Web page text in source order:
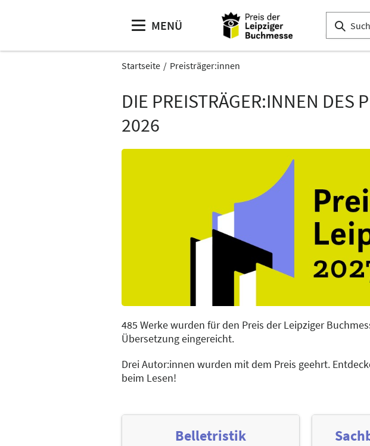
MENÜ
Startseite Preisträger:innen
DIE PREISTRÄGER:INNEN DES
2026
485 Werke wurden für den Preis der Leipziger
Übersetzung eingereicht.
Drei Autor:innen wurden mit dem Preis geehrt.
beim Lesen!
Belletristik